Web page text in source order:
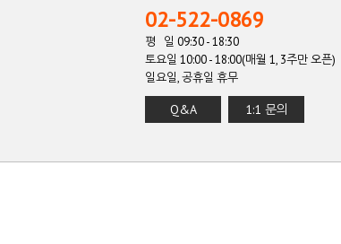
02-522-0869
평 일 09:30 - 18:30
토요일 10:00 - 18:00(매월 1, 3주만 오픈)
일요일, 공휴일 휴무
Q&A 1:1 문의